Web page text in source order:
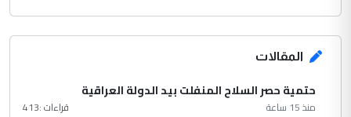
المقالات
حتمية حصر السلاح المنفلت بيد الدولة العراقية
منذ 15 ساعة قراءات :413